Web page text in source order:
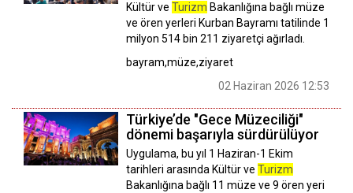
Kültür ve Turizm Bakanlığına bağlı müze
ve ören yerleri Kurban Bayramı tatilinde 1
milyon 514 bin 211 ziyaretçi ağırladı.
bayram,müze,ziyaret
02 Haziran 2026 12:53
Türkiye’de "Gece Müzeciliği"
dönemi başarıyla sürdürülüyor
Uygulama, bu yıl 1 Haziran-1 Ekim
tarihleri arasında Kültür ve Turizm
Bakanlığına bağlı 11 müze ve 9 ören yeri